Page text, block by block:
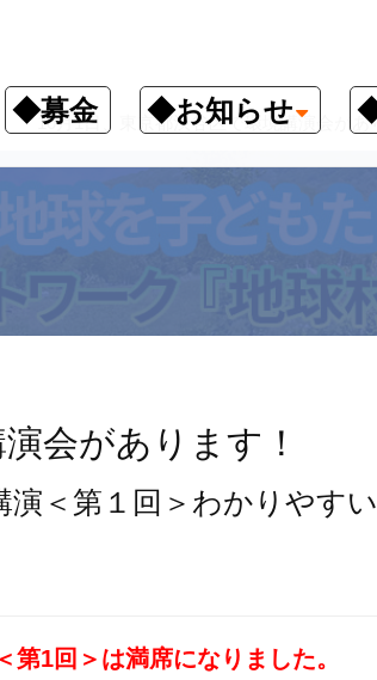
◆募金 ◆お知らせ
10月1日、東京都渋谷区で環境講演会があ
会があります！
＜第１回＞わかりやす
1回＞は満席になりました。